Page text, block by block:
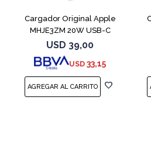
Cargador Original Apple
MHJE3ZM 20W USB-C
USD 39,00
USD 33,15